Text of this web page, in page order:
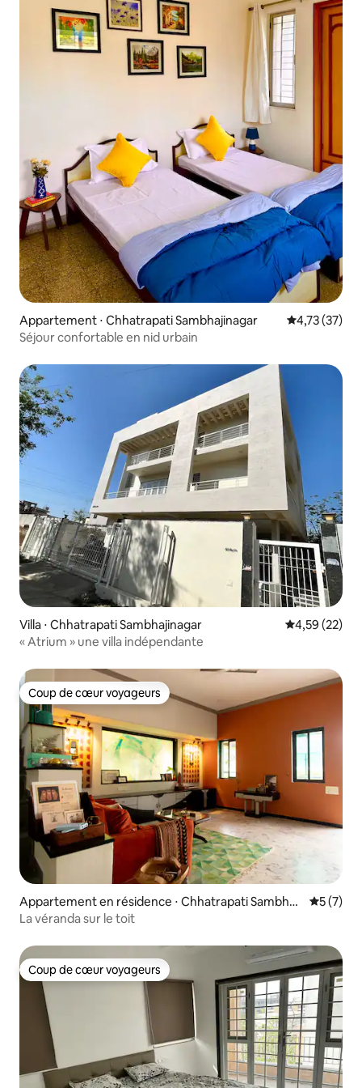
Appartement ⋅ Chhatrapati Sambhajinagar Évaluation
4,73 (37)
Séjour confortable en nid urbain
Villa ⋅ Chhatrapati Sambhajinagar Évaluation
4,59 (22)
« Atrium » une villa indépendante
Coup de cœur voyageurs
Coup de cœur voyageurs
Appartement en résidence ⋅ Chhatrapati Sambhaji
nagar
5 (7)
La véranda sur le toit
Coup de cœur voyageurs
Coup de cœur voyageurs